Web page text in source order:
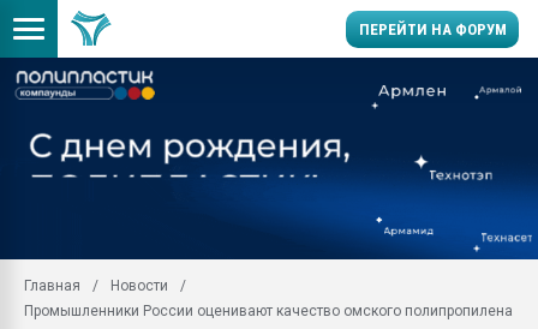
ПЕРЕЙТИ НА ФОРУМ
заводу пластмасс"
Главная
Новости
Промышленники России оценивают качество омского полипропилена